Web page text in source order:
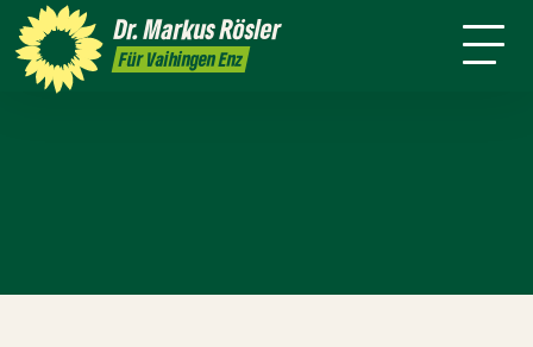
Dr. MarkusRösler
Für Vaihingen Enz
Rundmail Service Presse
Person